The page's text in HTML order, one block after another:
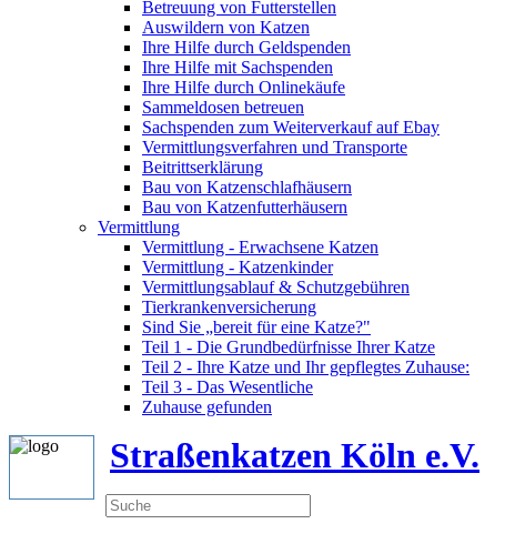
Betreuung von Futterstellen
Auswildern von Katzen
Ihre Hilfe durch Geldspenden
Ihre Hilfe mit Sachspenden
Ihre Hilfe durch Onlinekäufe
Sammeldosen betreuen
Sachspenden zum Weiterverkauf auf Ebay
Vermittlungsverfahren und Transporte
Beitrittserklärung
Bau von Katzenschlafhäusern
Bau von Katzenfutterhäusern
Vermittlung
Vermittlung - Erwachsene Katzen
Vermittlung - Katzenkinder
Vermittlungsablauf & Schutzgebühren
Tierkrankenversicherung
Sind Sie „bereit für eine Katze?"
Teil 1 - Die Grundbedürfnisse Ihrer Katze
Teil 2 - Ihre Katze und Ihr gepflegtes Zuhause:
Teil 3 - Das Wesentliche
Zuhause gefunden
Straßenkatzen Köln e.V.